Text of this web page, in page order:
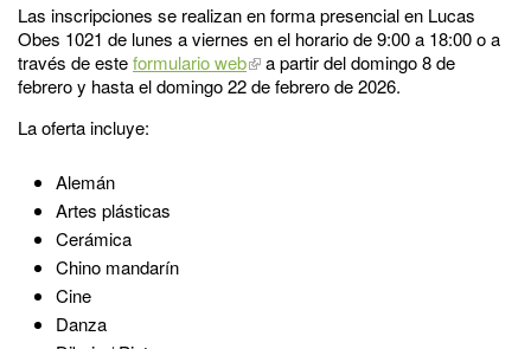
Las inscripciones se realizan en forma presencial en Lucas
Obes 1021 de lunes a viernes en el horario de 9:00 a 18:00 o a
través de esteformulario web
a partir del domingo 8 de
febrero y hasta el domingo 22 de febrero de 2026.
La oferta incluye:
Alemán
Artes plásticas
Cerámica
Chino mandarín
Cine
Danza